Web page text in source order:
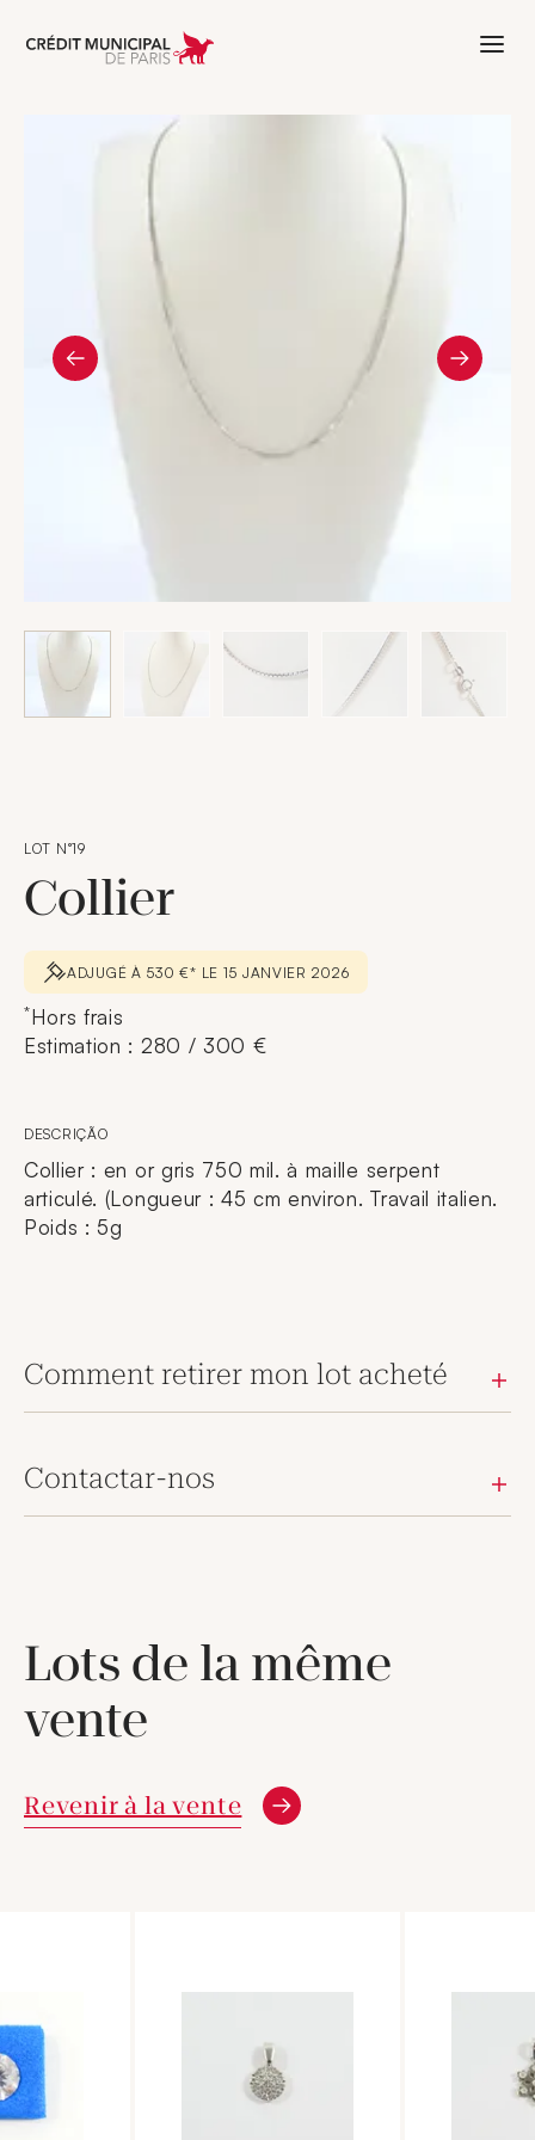
Aller à l'accueil de Crédit Municipal
LOT N°19
Collier
ADJUGÉ À 530 €* LE 15 JANVIER 2026
*Hors frais
Estimation : 280 / 300 €
DESCRIÇÃO
Collier : en or gris 750 mil. à maille serpent
articulé. (Longueur : 45 cm environ. Travail italien.
Poids : 5g
Comment retirer mon lot acheté
Contactar-nos
Lots de la même
vente
Revenir à la vente